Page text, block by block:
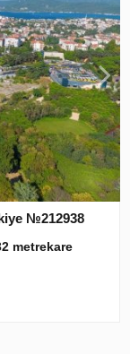
№212938
metrekare